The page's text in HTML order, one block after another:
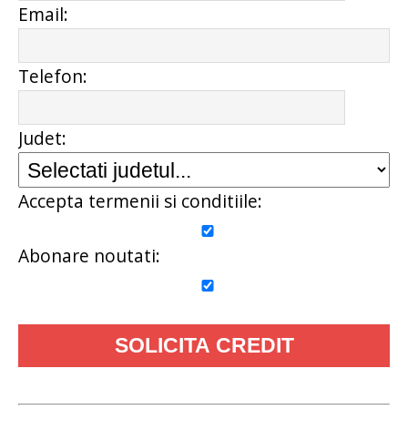
Email:
Telefon:
Judet:
Accepta termenii si conditiile:
Abonare noutati: